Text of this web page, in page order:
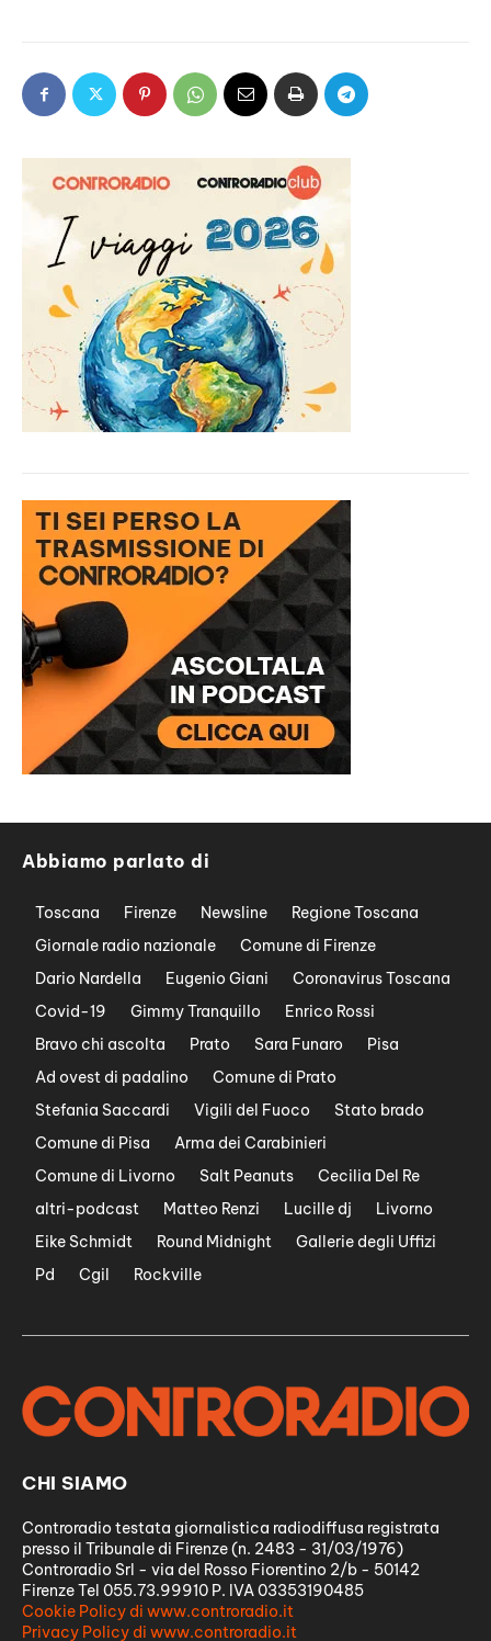
Abbiamo parlato di
Toscana Firenze Newsline
Regione Toscana
Giornale radio nazionale
Comune di Firenze
Dario Nardella
Eugenio Giani
Coronavirus Toscana
Covid-19
Gimmy Tranquillo
Enrico Rossi
Bravo chi ascolta
Prato Sara Funaro
Pisa
Ad ovest di padalino
Comune di Prato
Stefania Saccardi
Vigili del Fuoco
Stato brado
Comune di Pisa
Arma dei Carabinieri
Comune di Livorno
Salt Peanuts
Cecilia Del Re
altri-podcast
Matteo Renzi Lucille dj
Livorno
Eike Schmidt
Round Midnight
Gallerie degli Uffizi
Pd
Cgil Rockville
CHI SIAMO
Controradio testata giornalistica radiodiffusa registrata
presso il Tribunale di Firenze (n. 2483 - 31/03/1976)
Controradio Srl - via del Rosso Fiorentino 2/b - 50142
Firenze Tel 055.73.99910 P. IVA 03353190485
Cookie Policy di www.controradio.it
Privacy Policy di www.controradio.it